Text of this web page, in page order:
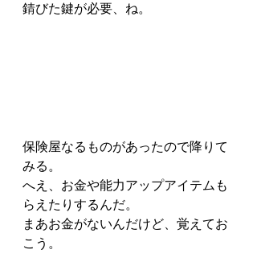
錆びた鍵が必要、ね。
保険屋なるものがあったので降りて
みる。
へえ、お金や能力アップアイテムも
らえたりするんだ。
まあお金がないんだけど、覚えてお
こう。